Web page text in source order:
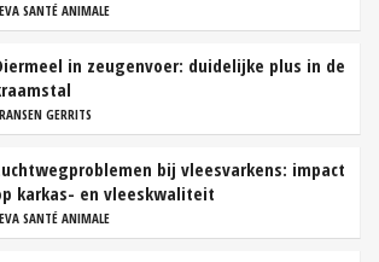
SANTÉ ANIMALE
in zeugenvoer: duidelijke plus in de
GERRITS
bij vleesvarkens: impact
karkas- en vleeskwaliteit
SANTÉ ANIMALE